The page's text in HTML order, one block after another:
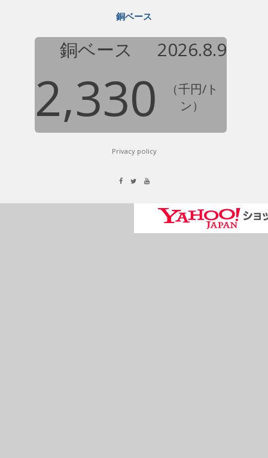
銅ベース
銅ベース 2026.8.9
2,330
（千円/ト
ン）
Privacy policy